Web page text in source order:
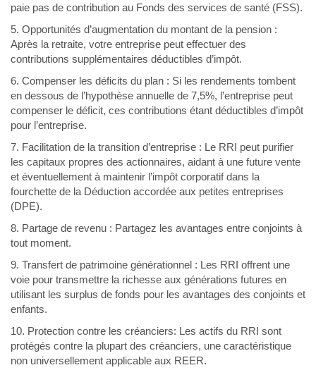
paie pas de contribution au Fonds des services de santé (FSS).
5. Opportunités d’augmentation du montant de la pension :
Après la retraite, votre entreprise peut effectuer des
contributions supplémentaires déductibles d’impôt.
6. Compenser les déficits du plan : Si les rendements tombent
en dessous de l’hypothèse annuelle de 7,5%, l’entreprise peut
compenser le déficit, ces contributions étant déductibles d’impôt
pour l’entreprise.
7. Facilitation de la transition d’entreprise : Le RRI peut purifier
les capitaux propres des actionnaires, aidant à une future vente
et éventuellement à maintenir l’impôt corporatif dans la
fourchette de la Déduction accordée aux petites entreprises
(DPE).
8. Partage de revenu : Partagez les avantages entre conjoints à
tout moment.
9. Transfert de patrimoine générationnel : Les RRI offrent une
voie pour transmettre la richesse aux générations futures en
utilisant les surplus de fonds pour les avantages des conjoints et
enfants.
10. Protection contre les créanciers: Les actifs du RRI sont
protégés contre la plupart des créanciers, une caractéristique
non universellement applicable aux REER.